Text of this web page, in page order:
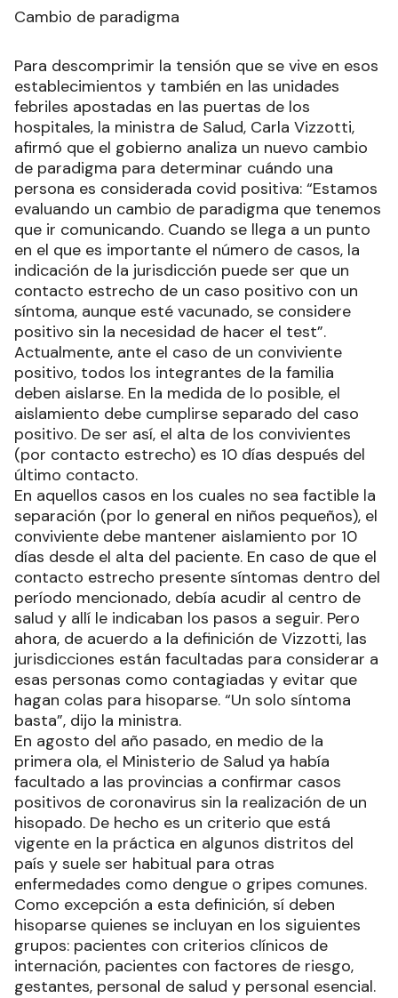
Cambio de paradigma
Para descomprimir la tensión que se vive en esos
establecimientos y también en las unidades
febriles apostadas en las puertas de los
hospitales, la ministra de Salud, Carla Vizzotti,
afirmó que el gobierno analiza un nuevo cambio
de paradigma para determinar cuándo una
persona es considerada covid positiva: “Estamos
evaluando un cambio de paradigma que tenemos
que ir comunicando. Cuando se llega a un punto
en el que es importante el número de casos, la
indicación de la jurisdicción puede ser que un
contacto estrecho de un caso positivo con un
síntoma, aunque esté vacunado, se considere
positivo sin la necesidad de hacer el test”.
Actualmente, ante el caso de un conviviente
positivo, todos los integrantes de la familia
deben aislarse. En la medida de lo posible, el
aislamiento debe cumplirse separado del caso
positivo. De ser así, el alta de los convivientes
(por contacto estrecho) es 10 días después del
último contacto.
En aquellos casos en los cuales no sea factible la
separación (por lo general en niños pequeños), el
conviviente debe mantener aislamiento por 10
días desde el alta del paciente. En caso de que el
contacto estrecho presente síntomas dentro del
período mencionado, debía acudir al centro de
salud y allí le indicaban los pasos a seguir. Pero
ahora, de acuerdo a la definición de Vizzotti, las
jurisdicciones están facultadas para considerar a
esas personas como contagiadas y evitar que
hagan colas para hisoparse. “Un solo síntoma
basta”, dijo la ministra.
En agosto del año pasado, en medio de la
primera ola, el Ministerio de Salud ya había
facultado a las provincias a confirmar casos
positivos de coronavirus sin la realización de un
hisopado. De hecho es un criterio que está
vigente en la práctica en algunos distritos del
país y suele ser habitual para otras
enfermedades como dengue o gripes comunes.
Como excepción a esta definición, sí deben
hisoparse quienes se incluyan en los siguientes
grupos: pacientes con criterios clínicos de
internación, pacientes con factores de riesgo,
gestantes, personal de salud y personal esencial.